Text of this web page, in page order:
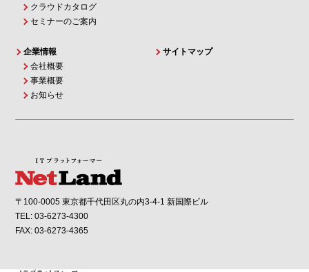
クラウドカタログ
セミナーのご案内
企業情報
会社概要
事業概要
お知らせ
サイトマップ
〒100-0005 東京都千代田区丸の内3-4-1 新国際ビル
TEL: 03-6273-4300
FAX: 03-6273-4365